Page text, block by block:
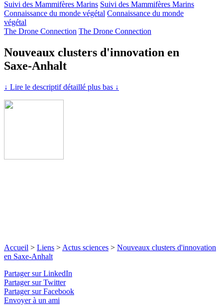
Suivi des Mammifères Marins Suivi des Mammifères Marins
Connaissance du monde végétal Connaissance du monde
végétal
The Drone Connection The Drone Connection
Nouveaux clusters d'innovation en
Saxe-Anhalt
↓ Lire le descriptif détaillé plus bas ↓
Accueil > Liens > Actus sciences > Nouveaux clusters d'innovation
en Saxe-Anhalt
Partager sur LinkedIn
Partager sur Twitter
Partager sur Facebook
Envoyer à un ami